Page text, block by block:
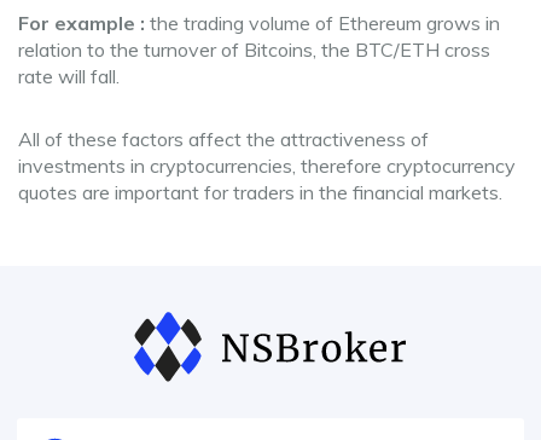
For example : the trading volume of Ethereum grows in
relation to the turnover of Bitcoins, the BTC/ETH cross
rate will fall.
All of these factors affect the attractiveness of
investments in cryptocurrencies, therefore cryptocurrency
quotes are important for traders in the financial markets.